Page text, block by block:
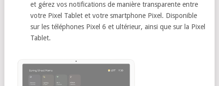
et gérez vos notifications de manière transparente entre
votre Pixel Tablet et votre smartphone Pixel. Disponible
sur les téléphones Pixel 6 et ultérieur, ainsi que sur la Pixel
Tablet.